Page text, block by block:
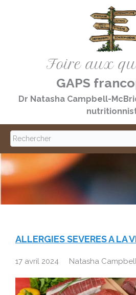
Foire aux
GAPS
Dr Natasha Campbell-
S
e
a
c
ALLERGIES SEVERES A LA
17 avril 2024 Natasha